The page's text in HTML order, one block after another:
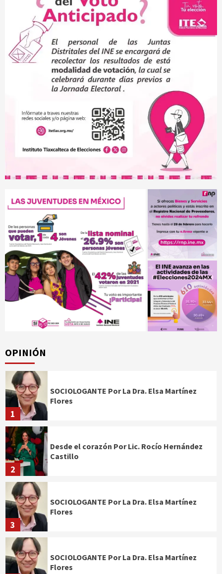
OPINIÓN
1
SOCIOLOGANTE Por La Dra. Elsa Martínez
Flores
2
Desde el corazón Por Lic. Rocío Hernández
Castillo
3
SOCIOLOGANTE Por La Dra. Elsa Martínez
Flores
SOCIOLOGANTE Por La Dra. Elsa Martínez
Flores